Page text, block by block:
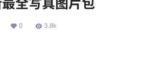
全写真图片包
0 3.8k